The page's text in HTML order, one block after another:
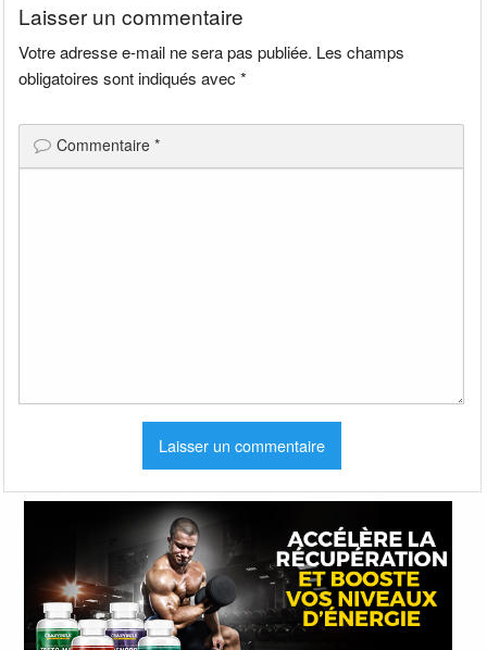
Laisser un commentaire
Votre adresse e-mail ne sera pas publiée. Les champs
obligatoires sont indiqués avec*
Commentaire*